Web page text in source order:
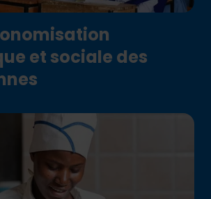
et sociale des